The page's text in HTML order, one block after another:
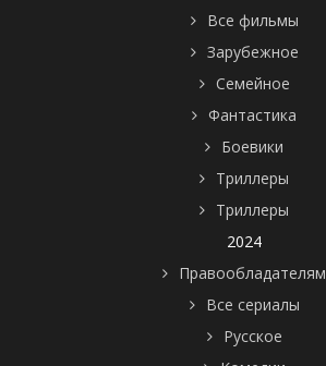
Все фильмы
Зарубежное
Семейное
Фантастика
Боевики
Триллеры
Триллеры
2024
Правообладателям
Все сериалы
Русское